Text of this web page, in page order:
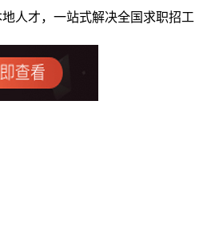
人才，一站式解决全国求职招工